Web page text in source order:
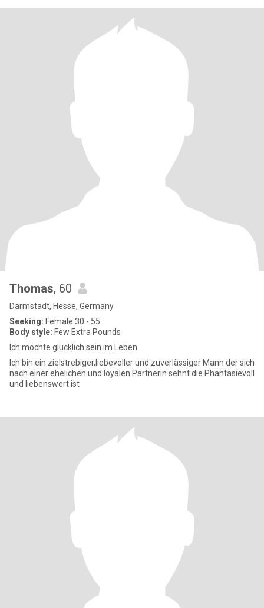
Thomas, 60
Darmstadt, Hesse, Germany
Seeking: Female 30 - 55
Body style: Few Extra Pounds
Ich möchte glücklich sein im Leben
Ich bin ein zielstrebiger,liebevoller und zuverlässiger Mann der sich
nach einer ehelichen und loyalen Partnerin sehnt die Phantasievoll
und liebenswert ist